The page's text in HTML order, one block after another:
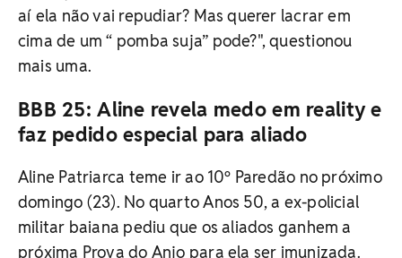
aí ela não vai repudiar? Mas querer lacrar em
cima de um “ pomba suja” pode?", questionou
mais uma.
BBB 25: Aline revela medo em reality e
faz pedido especial para aliado
Aline Patriarca teme ir ao 10º Paredão no próximo
domingo (23). No quarto Anos 50, a ex-policial
militar baiana pediu que os aliados ganhem a
próxima Prova do Anjo para ela ser imunizada.